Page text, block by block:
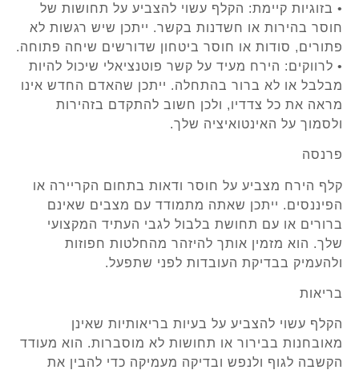
• בזוגיות קיימת: הקלף עשוי להצביע על תחושות של
חוסר בהירות או חשדנות בקשר. ייתכן שיש רגשות לא
פתורים, סודות או חוסר ביטחון שדורשים שיחה פתוחה.
• לרווקים: הירח מעיד על קשר פוטנציאלי שיכול להיות
מבלבל או לא ברור בהתחלה. ייתכן שהאדם החדש אינו
מראה את כל צדדיו, ולכן חשוב להתקדם בזהירות
ולסמוך על האינטואיציה שלך.
פרנסה
קלף הירח מצביע על חוסר ודאות בתחום הקריירה או
הפיננסים. ייתכן שאתה מתמודד עם מצבים שאינם
ברורים או עם תחושת בלבול לגבי העתיד המקצועי
שלך. הוא מזמין אותך להיזהר מהחלטות חפוזות
ולהעמיק בבדיקת העובדות לפני שתפעל.
בריאות
הקלף עשוי להצביע על בעיות בריאותיות שאינן
מאובחנות בבירור או תחושות לא מוסברות. הוא מעודד
הקשבה לגוף ולנפש ובדיקה מעמיקה כדי להבין את